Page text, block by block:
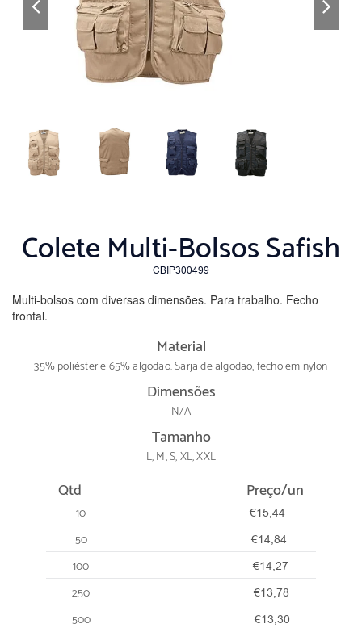
Colete Multi-Bolsos Safish
CBIP300499
Multi-bolsos com diversas dimensões. Para trabalho. Fecho
frontal.
Material
35% poliéster e 65% algodão. Sarja de algodão, fecho em nylon
Dimensões
N/A
Tamanho
L, M, S, XL, XXL
Qtd Preço/un
10 €15,44
50 €14,84
100 €14,27
250 €13,78
500 €13,30